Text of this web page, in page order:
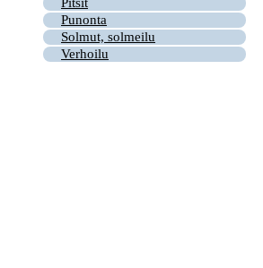
Punonta
Solmut, solmeilu
Verhoilu